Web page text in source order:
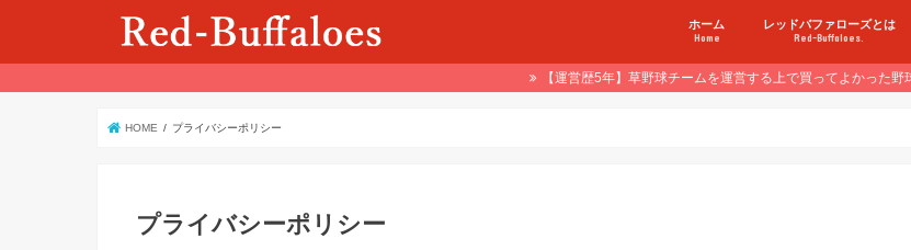
ホーム
Home
レッドバファローズとは
Red-Buffaloes.
【運営歴5年】草野球チームを運営する上で買ってよかった野
HOME プライバシーポリシー
プライバシーポリシー